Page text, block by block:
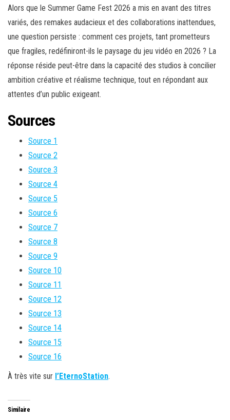
Alors que le Summer Game Fest 2026 a mis en avant des titres
variés, des remakes audacieux et des collaborations inattendues,
une question persiste : comment ces projets, tant prometteurs
que fragiles, redéfiniront-ils le paysage du jeu vidéo en 2026 ? La
réponse réside peut-être dans la capacité des studios à concilier
ambition créative et réalisme technique, tout en répondant aux
attentes d’un public exigeant.
Sources
Source 1
Source 2
Source 3
Source 4
Source 5
Source 6
Source 7
Source 8
Source 9
Source 10
Source 11
Source 12
Source 13
Source 14
Source 15
Source 16
À très vite sur l’EternoStation.
Similaire